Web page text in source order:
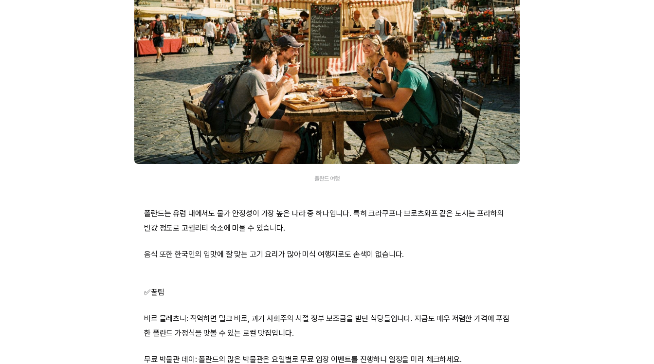
폴란드 여행
폴란드는 유럽 내에서도 물가 안정성이 가장 높은 나라 중 하나입니다. 특히 크라쿠프나 브로츠와프 같은 도시는 프라하의
반값 정도로 고퀄리티 숙소에 머물 수 있습니다.
음식 또한 한국인의 입맛에 잘 맞는 고기 요리가 많아 미식 여행지로도 손색이 없습니다.
✅꿀팁
바르 믈레츠니: 직역하면 밀크 바로, 과거 사회주의 시절 정부 보조금을 받던 식당들입니다. 지금도 매우 저렴한 가격에 푸짐
한 폴란드 가정식을 맛볼 수 있는 로컬 맛집입니다.
무료 박물관 데이: 폴란드의 많은 박물관은 요일별로 무료 입장 이벤트를 진행하니 일정을 미리 체크하세요.